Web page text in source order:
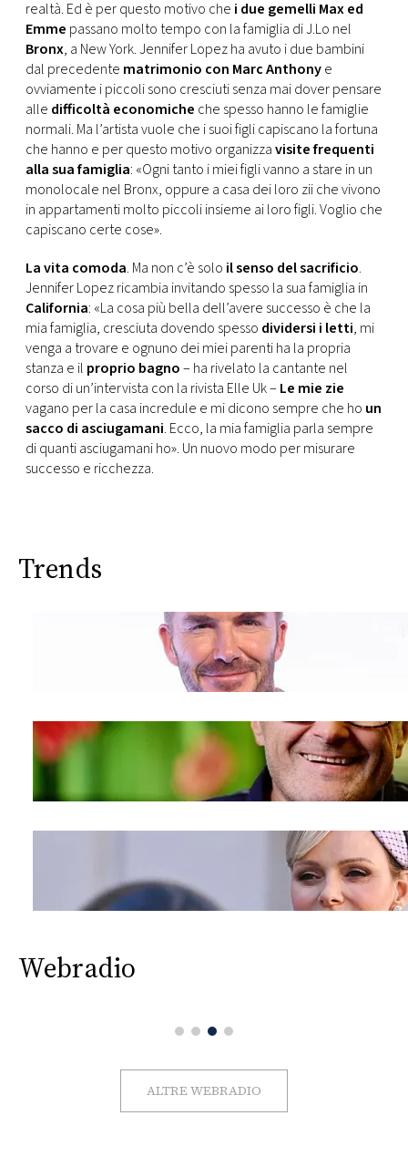
CONSIGLIA
realtà. Ed è per questo motivo che i due gemelli Max ed
Emme passano molto tempo con la famiglia di J.Lo nel
Bronx, a New York. Jennifer Lopez ha avuto i due bambini
dal precedente matrimonio con Marc Anthonye
ovviamente i piccoli sono cresciuti senza mai dover pensare
alle difficoltà economiche che spesso hanno le famiglie
normali. Ma l’artista vuole che i suoi figli capiscano la fortuna
che hanno e per questo motivo organizzavisite frequenti
alla sua famiglia: «Ogni tanto i miei figli vanno a stare in un
monolocale nel Bronx, oppure a casa dei loro zii che vivono
in appartamenti molto piccoli insieme ai loro figli. Voglio che
capiscano certe cose».
La vita comoda. Ma non c’è solo il senso del sacrificio.
Jennifer Lopez ricambia invitando spesso la sua famiglia in
California: «La cosa più bella dell’avere successo è che la
mia famiglia, cresciuta dovendo spesso dividersi i letti, mi
venga a trovare e ognuno dei miei parenti ha la propria
stanza e il proprio bagno– ha rivelato la cantante nel
corso di un’intervista con la rivista Elle Uk – Le mie zie
vagano per la casa incredule e mi dicono sempre che ho un
sacco di asciugamani. Ecco, la mia famiglia parla sempre
di quanti asciugamani ho». Un nuovo modo per misurare
successo e ricchezza.
Trends
Webradio
ALTRE WEBRADIO